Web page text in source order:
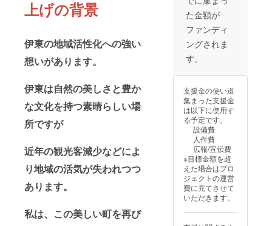
上げの背景
伊東の地域活性化への強い
想いがあります。
伊東は自然の美しさと豊か
な文化を持つ素晴らしい場
所ですが
近年の観光客減少などによ
り地域の活気が失われつつ
あります。
私は、この美しい町を再び
で連絡
しま
す。 ・
このイ
ベント
スター
者様と
して
御社名
掲載
（期間
12月初
旬から
当日
2025年
3月23
日）
掲載方
法：文
観光会
館 開
場：
13：
00 開
・支援
交通費
や滞在
費：支
援者様
の交通
費や滞
在費は
各自で
ご負担
くださ
い。 ・
支援者
様との
た金額が
ファンディ
ングされま
す。
支援金の使い道
集まった支援金
は以下に使用す
る予定です。
設備費
人件費
広報/宣伝費
※目標金額を超
えた場合はプロ
ジェクトの運営
費に充てさせて
いただきます。